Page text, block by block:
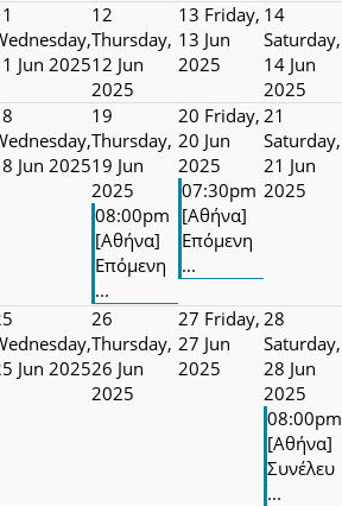
Jun 2025
12
Thursday,
12 Jun
2025
13 Friday,
13 Jun
2025
14
Saturday,
14 Jun
2025
Jun 2025
19
Thursday,
19 Jun
2025
08:00pm
[Αθήνα]
Επόμενη
...
20 Friday,
20 Jun
2025
07:30pm
[Αθήνα]
Επόμενη
...
21
Saturday,
21 Jun
2025
Jun 2025
26
Thursday,
26 Jun
2025
27 Friday,
27 Jun
2025
28
Saturday,
28 Jun
2025
08:00pm
[Αθήνα]
Συνέλευ
...